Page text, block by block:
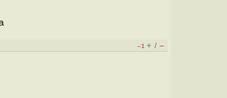
–1 + / –